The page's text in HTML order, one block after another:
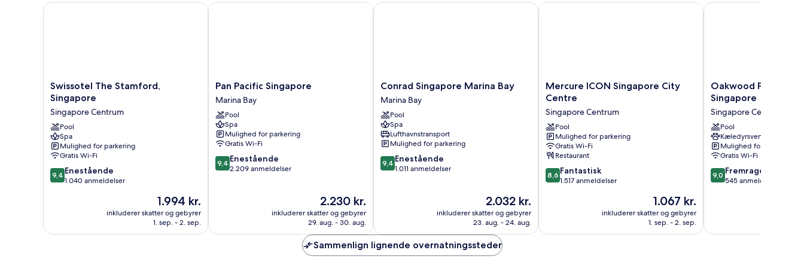
-
-
-
Swissotel
The
Stamford,
Singapore
Singapore
Centrum
Swissotel The Stamford,
Singapore
Singapore Centrum
Pool
Spa
Mulighed for parkering
Gratis Wi-Fi
9.4
ud
anmeldelser
9,4 Enestående
1.040 anmeldelser
Prisen
er
1.994 kr.
1.994 kr.
inkluderer skatter og gebyrer
1. sep. - 2. sep.
Swissotel The Stamford, Singapore
Pan
Pacific
Singapore
Marina
Bay
Pan Pacific Singapore
Marina Bay
Pool
Spa
Mulighed for parkering
Gratis Wi-Fi
9.4
ud
9,4 Enestående
2.209 anmeldelser
Prisen
er
2.230 kr.
2.230 kr.
inkluderer skatter og gebyrer
29. aug. - 30. aug.
Pan Pacific Singapore
Conrad
Singapore
Marina
Bay
Marina
Bay
Conrad Singapore Marina Bay
Marina Bay
Pool
Spa
Lufthavnstransport
Mulighed for parkering
9.4
ud
9,4 Enestående
1.011 anmeldelser
Prisen
er
2.032 kr.
2.032 kr.
inkluderer skatter og gebyrer
23. aug. - 24. aug.
Conrad Singapore Marina Bay
Mercure
ICON
City
Centre
Singapore
Centrum
Mercure ICON Singapore City
Centre
Singapore Centrum
Pool
Mulighed for parkering
Gratis Wi-Fi
Restaurant
8.6
ud
anmeldelser
8,6 Fantastisk
1.517 anmeldelser
Prisen
er
1.067 kr.
1.067 kr.
inkluderer skatter og gebyrer
1. sep. - 2. sep.
Mercure ICON Singapore City Centre
Oakwood
Premier
Raffles
Place
Singapore
Singapore
Centrum
Oakwood Premier
Singapore
Singapore Centrum
Pool
Kæledyrsvenligt
Mulighed for parkering
Gratis Wi-Fi
9.0
ud
anmeldelser
9,0 Fremragende
545 anmeldelser
Oakwood Premier
Sammenlign lignende overnatningssteder